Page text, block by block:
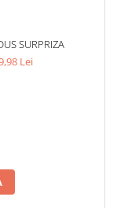
SURPRIZA
Lei